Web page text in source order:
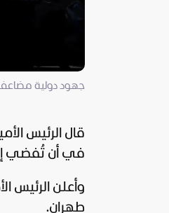
جهود دولية
قال الرئيس
في أن تُفضي
وأعلن الرئيس
طهران.